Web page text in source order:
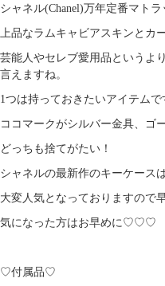
シャネル(Chanel)万年定番マト
上品なラムキャビアスキンとカ
芸能人やセレブ愛用品というよ
言えますね。
1つは持っておきたいアイテムで
ココマークがシルバー金具、ゴ
どっちも捨てがたい！
シャネルの最新作のキーケース
大変人気となっておりますので
気になった方はお早めに♡♡♡
♡付属品♡